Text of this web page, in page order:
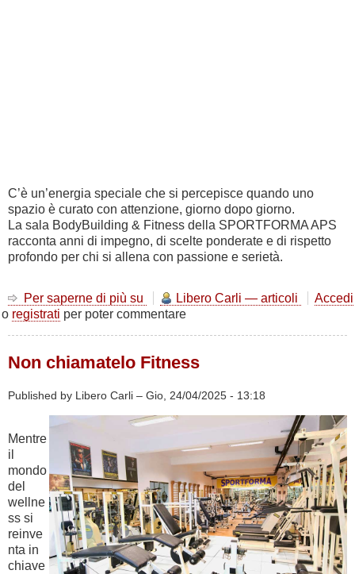
C’è un’energia speciale che si percepisce quando uno
spazio è curato con attenzione, giorno dopo giorno.
La sala BodyBuilding & Fitness della SPORTFORMA APS
racconta anni di impegno, di scelte ponderate e di rispetto
profondo per chi si allena con passione e serietà.
Per saperne di più su
Un
ambiente
con
lo
Libero Carli — articoli
Accedi
o registrati per poter commentare
Non chiamatelo Fitness
Published by Libero Carli – Gio, 24/04/2025 - 13:18
Mentre
il
mondo
del
wellne
ss si
reinve
nta in
chiave